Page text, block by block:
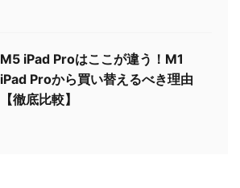
M5 iPad Proはここが違う！M1
iPad Proから買い替えるべき理由
【徹底比較】